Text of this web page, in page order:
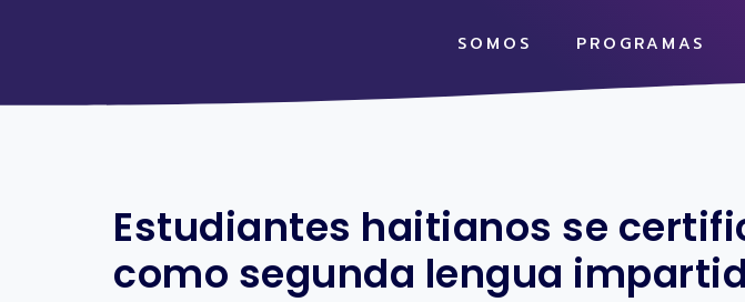
SOMOS PROGRAMAS
Estudiantes haitianos se
como segunda lengua